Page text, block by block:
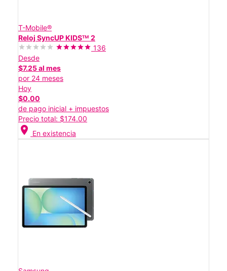
T-Mobile®
Reloj SyncUP KIDSᵀᴹ 2
136
Desde
$7.25 al mes
por 24 meses
Hoy
$0.00
de pago inicial + impuestos
Precio total: $174.00
location_on En existencia